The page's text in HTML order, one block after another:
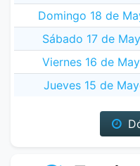
Domingo 18 de
Sábado 17 de
Viernes 16 de
Jueves 15 de